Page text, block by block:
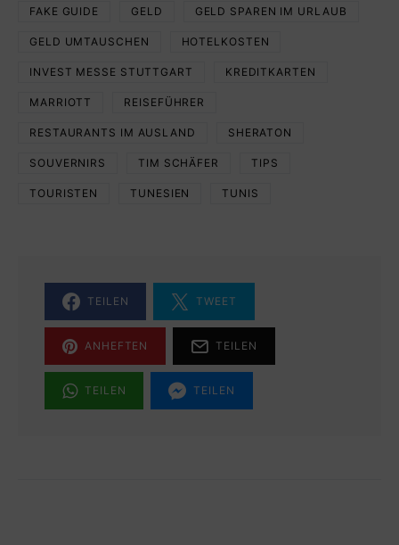
FAKE GUIDE GELD GELD SPAREN IM URLAUB
GELD UMTAUSCHEN HOTELKOSTEN
INVEST MESSE STUTTGART KREDITKARTEN
MARRIOTT REISEFÜHRER
RESTAURANTS IM AUSLAND SHERATON
SOUVERNIRS TIM SCHÄFER TIPS
TOURISTEN TUNESIEN TUNIS
TEILEN TWEET
ANHEFTEN TEILEN
TEILEN TEILEN